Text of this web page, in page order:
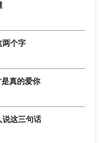
两个字
真的爱你
说这三句话